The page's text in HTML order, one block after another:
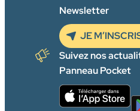
Newsletter
JE
Suivez nos
Panneau Pocket